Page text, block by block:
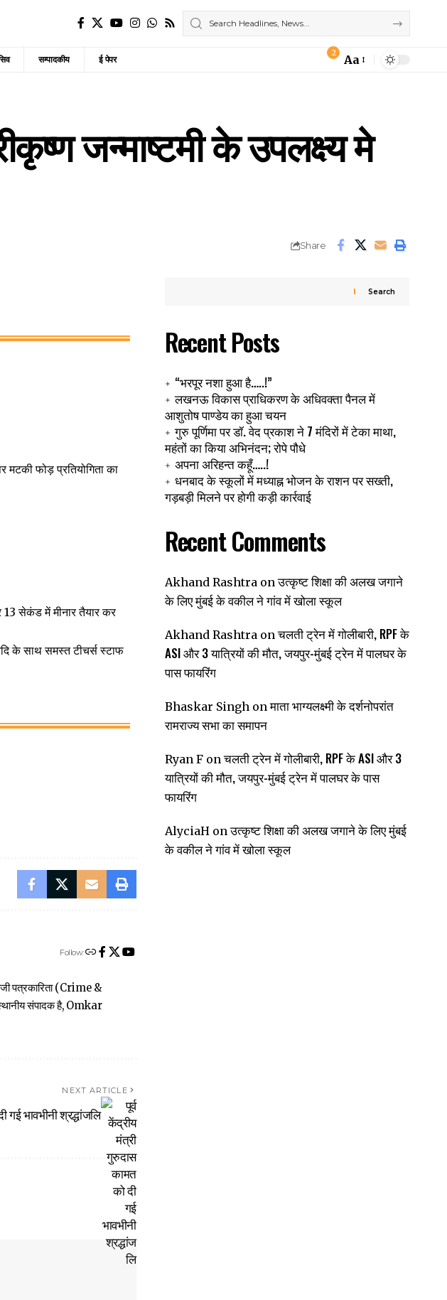
सम्पादकीय ई पेपर
2
Font
Aa
जन्माष्टमी के उपलक्ष्य मे
Share
फोड़ प्रतियोगिता का
13 सेकंड में मीनार तैयार कर
के साथ समस्त टीचर्स स्टाफ
Follow:
पत्रकारिता (Crime &
संपादक है, Omkar
NEXT ARTICLE
गई भावभीनी श्रद्धांजलि
Search
Recent Posts
“भरपूर नशा हुआ है…..!”
लखनऊ विकास प्राधिकरण के अधिवक्ता पैनल में
आशुतोष पाण्डेय का हुआ चयन
गुरु पूर्णिमा पर डॉ. वेद प्रकाश ने 7 मंदिरों में टेका माथा,
महंतों का किया अभिनंदन; रोपे पौधे
अपना अरिहन्त कहूँ…..!
धनबाद के स्कूलों में मध्याह्न भोजन के राशन पर सख्ती,
गड़बड़ी मिलने पर होगी कड़ी कार्रवाई
Recent Comments
Akhand Rashtraonउत्कृष्ट शिक्षा की अलख जगाने
के लिए मुंबई के वकील ने गांव में खोला स्कूल
Akhand Rashtraonचलती ट्रेन में गोलीबारी, RPF के
ASI और 3 यात्रियों की मौत, जयपुर-मुंबई ट्रेन में पालघर के
पास फायरिंग
Bhaskar Singhonमाता भाग्यलक्ष्मी के दर्शनोपरांत
रामराज्य सभा का समापन
Ryan Fonचलती ट्रेन में गोलीबारी, RPF के ASI और 3
यात्रियों की मौत, जयपुर-मुंबई ट्रेन में पालघर के पास
फायरिंग
AlyciaHonउत्कृष्ट शिक्षा की अलख जगाने के लिए मुंबई
के वकील ने गांव में खोला स्कूल